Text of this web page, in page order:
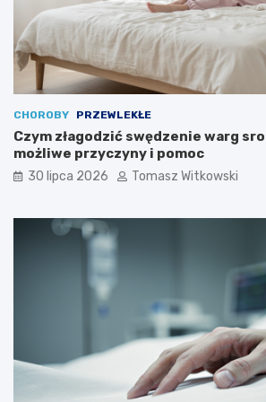
CHOROBY PRZEWLEKŁE
Czym złagodzić swędzenie warg
możliwe przyczyny i pomoc
30 lipca 2026 Tomasz Witkowski